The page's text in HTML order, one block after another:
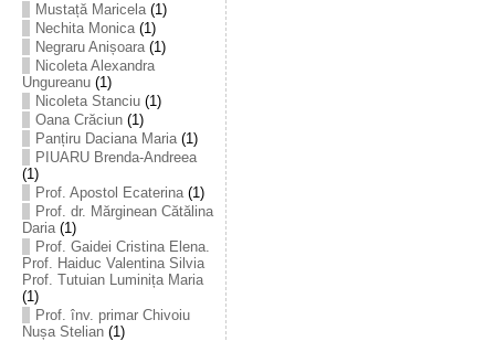
Mustață Maricela(1)
Nechita Monica(1)
Negraru Anișoara(1)
Nicoleta Alexandra
Ungureanu(1)
Nicoleta Stanciu(1)
Oana Crăciun(1)
Panțiru Daciana Maria(1)
PIUARU Brenda-Andreea
(1)
Prof. Apostol Ecaterina(1)
Prof. dr. Mărginean Cătălina
Daria(1)
Prof. Gaidei Cristina Elena.
Prof. Haiduc Valentina Silvia
Prof. Tutuian Luminița Maria
(1)
Prof. înv. primar Chivoiu
Nușa Stelian(1)